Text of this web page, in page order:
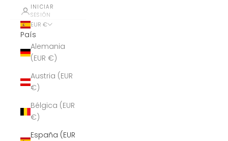
INICIAR
SESIÓN
EUR €
País
Alemania
(EUR €)
Austria (EUR
€)
Bélgica (EUR
€)
España (EUR